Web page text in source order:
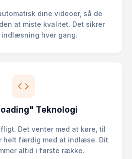
dine videoer, så de
at miste kvalitet. Det sikrer
indlæsning hver gang.
Teknologi
Det venter med at køre, til
helt færdig med at indlæse. Dit
altid i første række.